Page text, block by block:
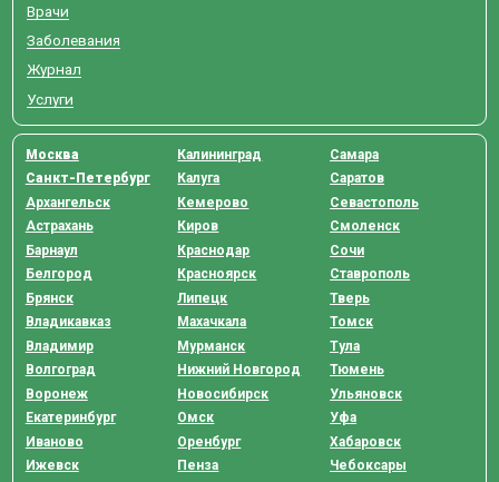
Врачи
Заболевания
Журнал
Услуги
Москва
Санкт-Петербург
Архангельск
Астрахань
Барнаул
Белгород
Брянск
Владикавказ
Владимир
Волгоград
Воронеж
Екатеринбург
Иваново
Ижевск
Калининград
Калуга
Кемерово
Киров
Краснодар
Красноярск
Липецк
Махачкала
Мурманск
Нижний Новгород
Новосибирск
Омск
Оренбург
Пенза
Самара
Саратов
Севастополь
Смоленск
Сочи
Ставрополь
Тверь
Томск
Тула
Тюмень
Ульяновск
Уфа
Хабаровск
Чебоксары